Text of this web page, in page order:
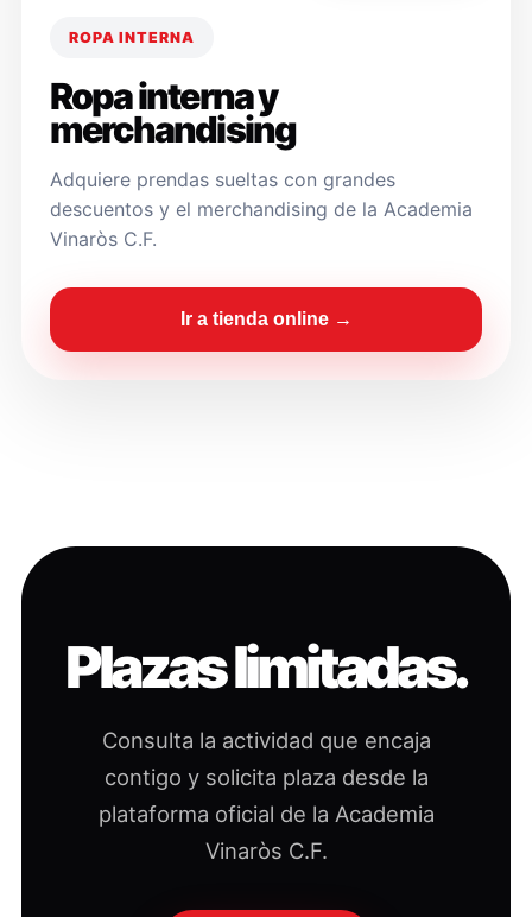
ROPA INTERNA
Ropa interna y
merchandising
Adquiere prendas sueltas con grandes
descuentos y el merchandising de la Academia
Vinaròs C.F.
Ir a tienda online →
Plazas limitadas.
Consulta la actividad que encaja
contigo y solicita plaza desde la
plataforma oficial de la Academia
Vinaròs C.F.